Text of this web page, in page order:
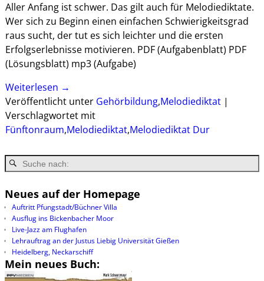
Aller Anfang ist schwer. Das gilt auch für Melodiediktate.
Wer sich zu Beginn einen einfachen Schwierigkeitsgrad
raus sucht, der tut es sich leichter und die ersten
Erfolgserlebnisse motivieren. PDF (Aufgabenblatt) PDF
(Lösungsblatt) mp3 (Aufgabe)
Weiterlesen →
Veröffentlicht unter Gehörbildung,Melodiediktat|
Verschlagwortet mit
Fünftonraum,Melodiediktat,Melodiediktat Dur
Neues auf der Homepage
Auftritt Pfungstadt/Büchner Villa
Ausflug ins Bickenbacher Moor
Live-Jazz am Flughafen
Lehrauftrag an der Justus Liebig Universität Gießen
Heidelberg, Neckarschiff
Mein neues Buch: